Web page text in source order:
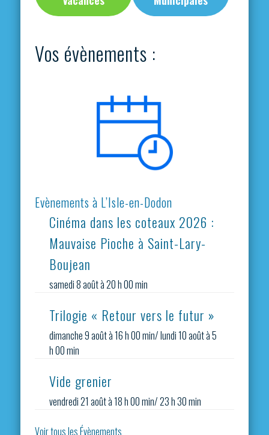
Vos évènements :
Evènements à L’Isle-en-Dodon
Cinéma dans les coteaux 2026 :
Mauvaise Pioche à Saint-Lary-
Boujean
samedi 8 août à 20 h 00 min
Trilogie « Retour vers le futur »
dimanche 9 août à 16 h 00 min/lundi 10 août à 5
h 00 min
Vide grenier
vendredi 21 août à 18 h 00 min/23 h 30 min
Voir tous les Évènements